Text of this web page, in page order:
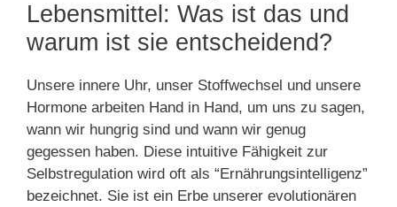
Lebensmittel: Was ist das und
warum ist sie entscheidend?
Unsere innere Uhr, unser Stoffwechsel und unsere
Hormone arbeiten Hand in Hand, um uns zu sagen,
wann wir hungrig sind und wann wir genug
gegessen haben. Diese intuitive Fähigkeit zur
Selbstregulation wird oft als “Ernährungsintelligenz”
bezeichnet. Sie ist ein Erbe unserer evolutionären